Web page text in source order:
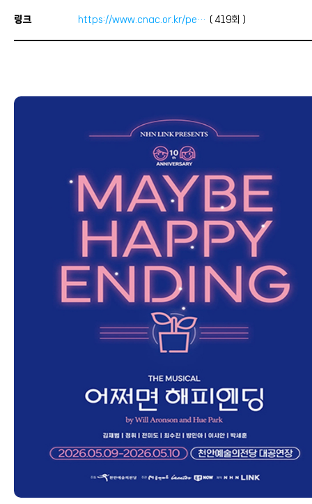
링크 https://www.cnac.or.kr/pe… ( 419회 )